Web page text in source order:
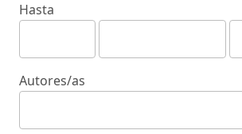
Hasta
Autores/as